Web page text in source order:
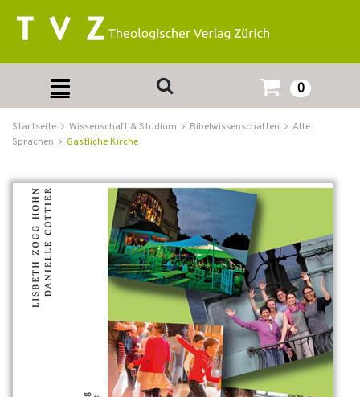
0
Startseite Wissenschaft & Studium Bibelwissenschaften
Alte
Sprachen
Gastliche Kirche